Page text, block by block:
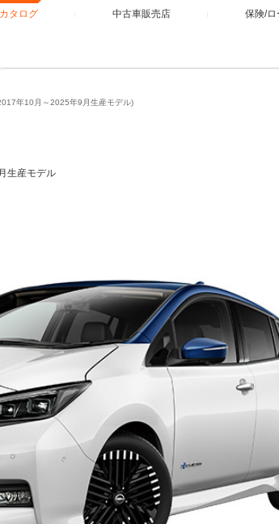
カタログ 中古車販売店 保険/ロ
年10月～2025年9月生産モデル)
生産モデル